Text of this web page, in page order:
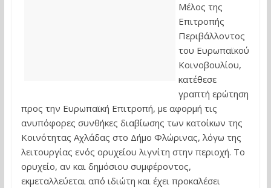
Μέλος της
Επιτροπής
Περιβάλλοντος
του Ευρωπαϊκού
Κοινοβουλίου,
κατέθεσε
γραπτή ερώτηση
προς την Ευρωπαϊκή Επιτροπή, με αφορμή τις
ανυπόφορες συνθήκες διαβίωσης των κατοίκων της
Κοινότητας Αχλάδας στο Δήμο Φλώρινας, λόγω της
λειτουργίας ενός ορυχείου λιγνίτη στην περιοχή. Το
ορυχείο, αν και δημόσιου συμφέροντος,
εκμεταλλεύεται από ιδιώτη και έχει προκαλέσει